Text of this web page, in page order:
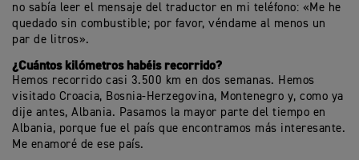
no sabía leer el mensaje del traductor en mi teléfono: «Me he
quedado sin combustible; por favor, véndame al menos un
par de litros».
¿Cuántos kilómetros habéis recorrido?
Hemos recorrido casi 3.500 km en dos semanas. Hemos
visitado Croacia, Bosnia-Herzegovina, Montenegro y, como ya
dije antes, Albania. Pasamos la mayor parte del tiempo en
Albania, porque fue el país que encontramos más interesante.
Me enamoré de ese país.